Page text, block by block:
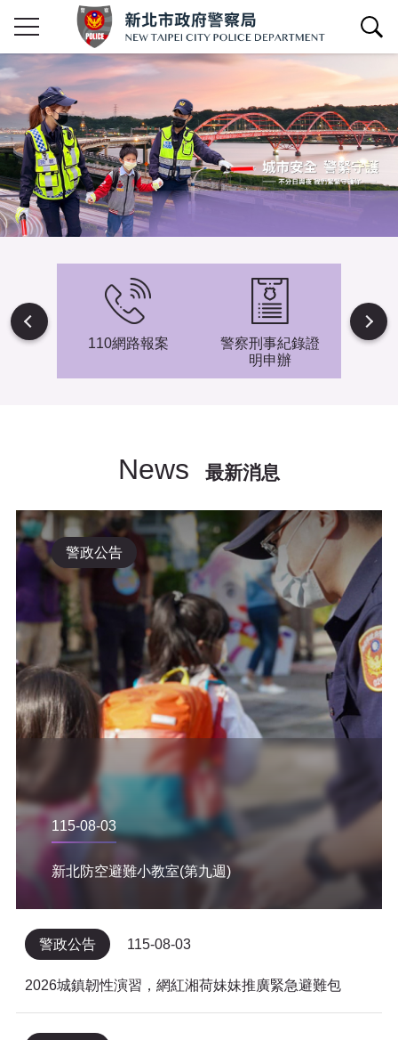
查詢區開關
難專 110網路報案
警察刑事紀錄證
明申辦
新
News 最新消息
警政公告
115-08-03
新北防空避難小教室(第九週)
警政公告 115-08-03
2026城鎮韌性演習，網紅湘荷妹妹推廣緊急避難包